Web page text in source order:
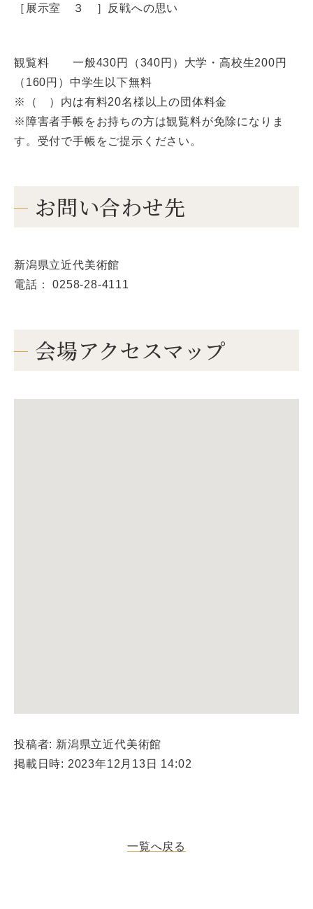
［展示室 ３ ］反戦への思い
観覧料 一般430円（340円）大学・高校生200円
（160円）中学生以下無料
※（ ）内は有料20名様以上の団体料金
※障害者手帳をお持ちの方は観覧料が免除になりま
す。受付で手帳をご提示ください。
お問い合わせ先
新潟県立近代美術館
電話： 0258-28-4111
会場アクセスマップ
投稿者: 新潟県立近代美術館
掲載日時: 2023年12月13日 14:02
一覧へ戻る